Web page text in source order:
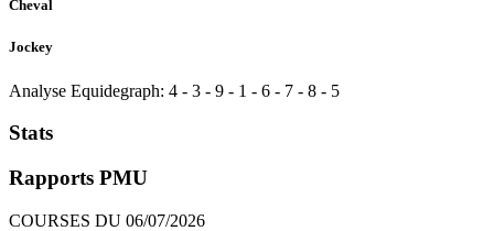
Cheval
Jockey
Analyse Equidegraph: 4 - 3 - 9 - 1 - 6 - 7 - 8 - 5
Stats
Rapports PMU
COURSES DU 06/07/2026